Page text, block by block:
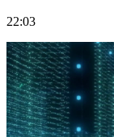
22:03